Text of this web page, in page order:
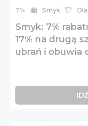
7% Smyk
Smyk: 7%
17% na drugą
ubrań i obuwia